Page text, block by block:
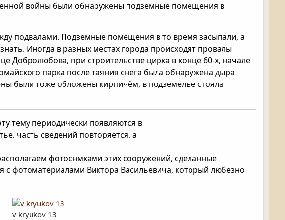
войны были обнаружены подземные помещения в
подвалами. Подземные помещения в то время засыпали, а
Иногда в разных местах города происходят провалы
Добролюбова, при строительстве цирка в конце 60-х, начале
парка после таяния снега была обнаружена дыра
были тоже обложены кирпичём, в подземелье стояла
тему периодически появляются в
часть сведений повторяется, а
фотоснмками этих сооружений, сделанные
фотоматериалами Виктора Васильевича, который любезно
v kryukov 13